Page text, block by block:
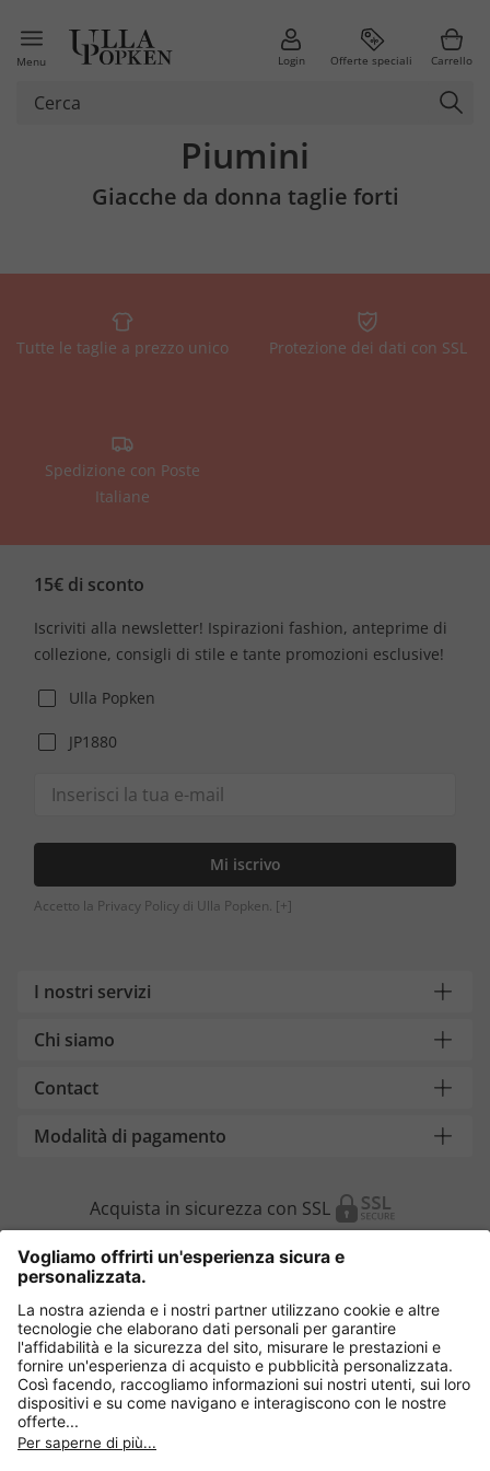
Menu Login Offerte speciali Carrello
Piumini
Giacche da donna taglie forti
Tutte le taglie a prezzo unico Protezione dei dati con SSL
Spedizione con Poste
Italiane
15€ di sconto
Iscriviti alla newsletter! Ispirazioni fashion, anteprime di
collezione, consigli di stile e tante promozioni esclusive!
Ulla Popken
JP1880
Mi iscrivo
Accetto la Privacy Policy di Ulla Popken. [+]
I nostri servizi
Chi siamo
Contact
Modalità di pagamento
Acquista in sicurezza con SSL
Cambia Paese
Italia